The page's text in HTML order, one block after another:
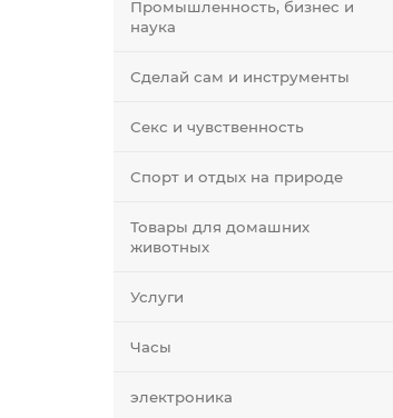
Промышленность, бизнес и
наука
Сделай сам и инструменты
Секс и чувственность
Спорт и отдых на природе
Товары для домашних
животных
Услуги
Часы
электроника